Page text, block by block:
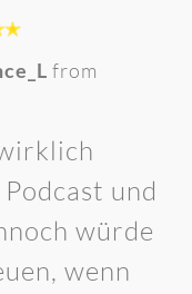
from
und
würde
wenn